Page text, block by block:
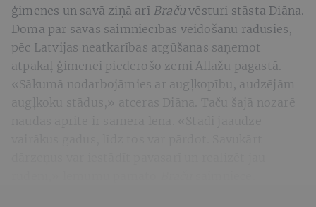
ģimenes un savā ziņā arī Bračuvēsturi stāsta Diāna.
Doma par savas saimniecības veidošanu radusies,
pēc Latvijas neatkarības atgūšanas saņemot
atpakaļ ģimenei piederošo zemi Allažu pagastā.
«Sākumā nodarbojāmies ar augļkopību, audzējām
augļkoku stādus,» atceras Diāna. Taču šajā nozarē